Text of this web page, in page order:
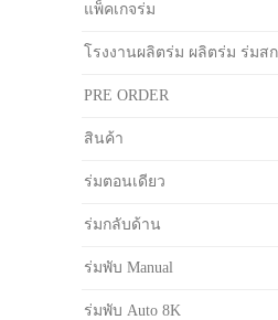
แพ็คเกจร่ม
โรงงานผลิตร่ม ผลิตร่ม ร่มส
PRE ORDER
สินค้า
ร่มตอนเดียว
ร่มกลับด้าน
ร่มพับ Manual
ร่มพับ Auto 8K